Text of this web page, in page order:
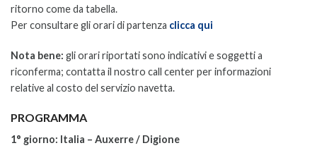
ritorno come da tabella.
Per consultare gli orari di partenza clicca qui
Nota bene: gli orari riportati sono indicativi e soggetti a
riconferma; contatta il nostro call center per informazioni
relative al costo del servizio navetta.
PROGRAMMA
1° giorno: Italia – Auxerre / Digione